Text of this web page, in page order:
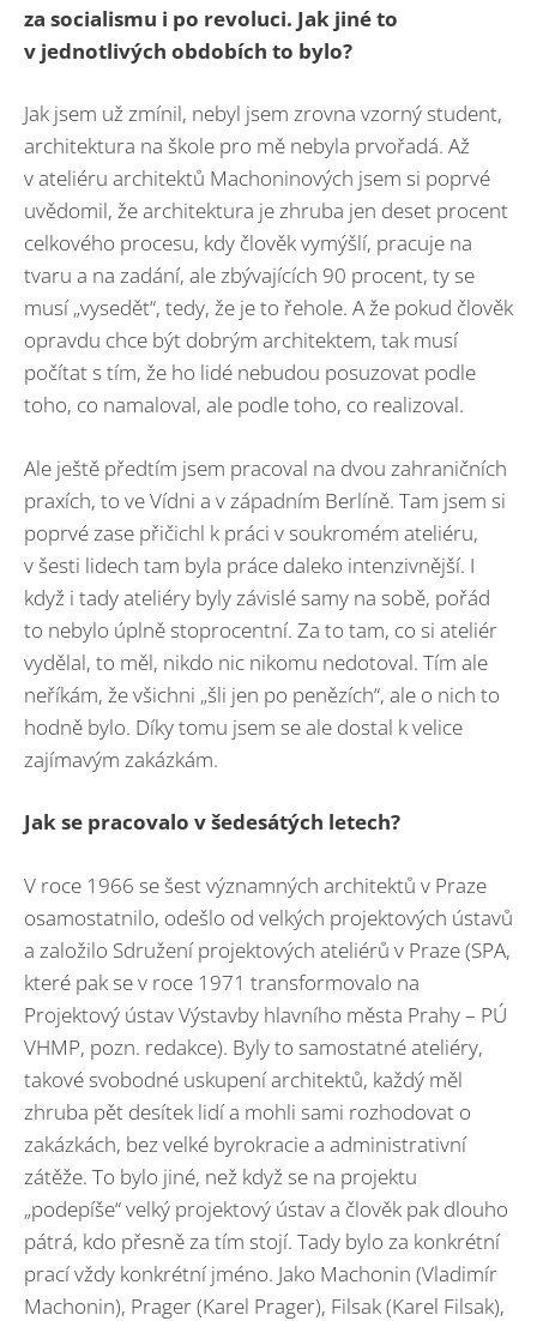
za socialismu i po revoluci. Jak jiné to
v jednotlivých obdobích to bylo?
Jak jsem už zmínil, nebyl jsem zrovna vzorný student,
architektura na škole pro mě nebyla prvořadá. Až
v ateliéru architektů Machoninových jsem si poprvé
uvědomil, že architektura je zhruba jen deset procent
celkového procesu, kdy člověk vymýšlí, pracuje na
tvaru a na zadání, ale zbývajících 90 procent, ty se
musí „vysedět“, tedy, že je to řehole. A že pokud člověk
opravdu chce být dobrým architektem, tak musí
počítat s tím, že ho lidé nebudou posuzovat podle
toho, co namaloval, ale podle toho, co realizoval.
Ale ještě předtím jsem pracoval na dvou zahraničních
praxích, to ve Vídni a v západním Berlíně. Tam jsem si
poprvé zase přičichl k práci v soukromém ateliéru,
v šesti lidech tam byla práce daleko intenzivnější. I
když i tady ateliéry byly závislé samy na sobě, pořád
to nebylo úplně stoprocentní. Za to tam, co si ateliér
vydělal, to měl, nikdo nic nikomu nedotoval. Tím ale
neříkám, že všichni „šli jen po penězích“, ale o nich to
hodně bylo. Díky tomu jsem se ale dostal k velice
zajímavým zakázkám.
Jak se pracovalo v šedesátých letech?
V roce 1966 se šest významných architektů v Praze
osamostatnilo, odešlo od velkých projektových ústavů
a založilo Sdružení projektových ateliérů v Praze (SPA,
které pak se v roce 1971 transformovalo na
Projektový ústav Výstavby hlavního města Prahy – PÚ
VHMP, pozn. redakce). Byly to samostatné ateliéry,
takové svobodné uskupení architektů, každý měl
zhruba pět desítek lidí a mohli sami rozhodovat o
zakázkách, bez velké byrokracie a administrativní
zátěže. To bylo jiné, než když se na projektu
„podepíše“ velký projektový ústav a člověk pak dlouho
pátrá, kdo přesně za tím stojí. Tady bylo za konkrétní
prací vždy konkrétní jméno. Jako Machonin (Vladimír
Machonin), Prager (Karel Prager), Filsak (Karel Filsak),